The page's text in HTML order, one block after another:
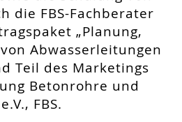
die FBS-Fachberater
„Planung,
Abwasserleitungen
Teil des Marketings
Betonrohre und
FBS.